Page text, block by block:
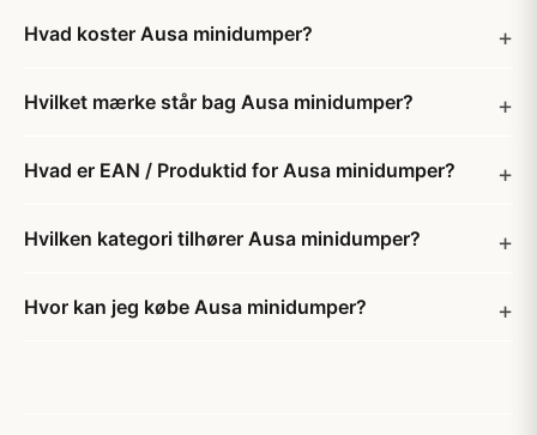
Hvad koster Ausa minidumper?
Hvilket mærke står bag Ausa minidumper?
Hvad er EAN / Produktid for Ausa minidumper?
Hvilken kategori tilhører Ausa minidumper?
Hvor kan jeg købe Ausa minidumper?